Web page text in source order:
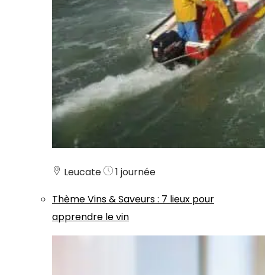
Leucate
1 journée
ThèmeVins & Saveurs: 7 lieux pour
apprendre le vin